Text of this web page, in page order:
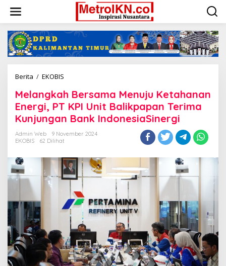
konten
Berita / EKOBIS
Menuju
Ketahanan
Energi,
PT
Unit
Terima
Kunjungan
Bank
IndonesiaSinergi
Melangkah Bersama Menuju Ketahanan
Energi, PT KPI Unit Balikpapan Terima
Kunjungan Bank IndonesiaSinergi
Admin Web
9 November 2024
EKOBIS
62 Dilihat